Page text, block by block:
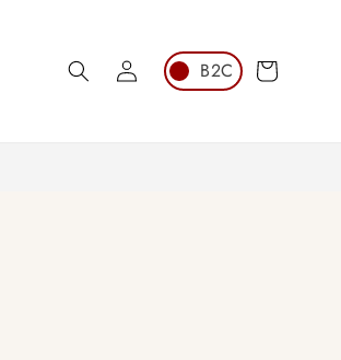
Kirjaudu
sisään
Ostoskori